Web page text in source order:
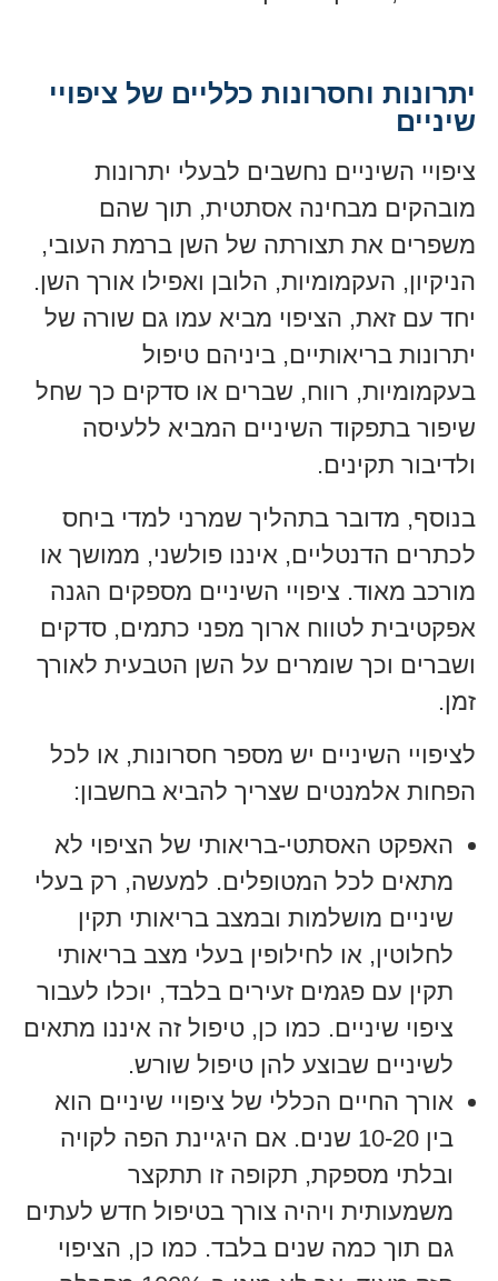
יתרונות וחסרונות כלליים של ציפויי
שיניים
ציפויי השיניים נחשבים לבעלי יתרונות
מובהקים מבחינה אסתטית, תוך שהם
משפרים את תצורתה של השן ברמת העובי,
הניקיון, העקמומיות, הלובן ואפילו אורך השן.
יחד עם זאת, הציפוי מביא עמו גם שורה של
יתרונות בריאותיים, ביניהם טיפול
בעקמומיות, רווח, שברים או סדקים כך שחל
שיפור בתפקוד השיניים המביא ללעיסה
ולדיבור תקינים.
בנוסף, מדובר בתהליך שמרני למדי ביחס
לכתרים הדנטליים, איננו פולשני, ממושך או
מורכב מאוד. ציפויי השיניים מספקים הגנה
אפקטיבית לטווח ארוך מפני כתמים, סדקים
ושברים וכך שומרים על השן הטבעית לאורך
זמן.
לציפויי השיניים יש מספר חסרונות, או לכל
הפחות אלמנטים שצריך להביא בחשבון:
האפקט האסתטי-בריאותי של הציפוי לא
מתאים לכל המטופלים. למעשה, רק בעלי
שיניים מושלמות ובמצב בריאותי תקין
לחלוטין, או לחילופין בעלי מצב בריאותי
תקין עם פגמים זעירים בלבד, יוכלו לעבור
ציפוי שיניים. כמו כן, טיפול זה איננו מתאים
לשיניים שבוצע להן טיפול שורש.
אורך החיים הכללי של ציפויי שיניים הוא
בין 10-20 שנים. אם היגיינת הפה לקויה
ובלתי מספקת, תקופה זו תתקצר
משמעותית ויהיה צורך בטיפול חדש לעתים
גם תוך כמה שנים בלבד. כמו כן, הציפוי